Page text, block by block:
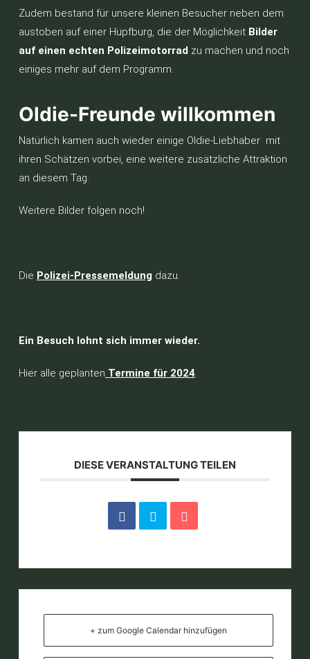
Zudem bestand für unsere kleinen Besucher neben dem
austoben auf einer Hüpfburg, die der Möglichkeit Bilder
auf einen echten Polizeimotorrad zu machen und noch
einiges mehr auf dem Programm.
Oldie-Freunde willkommen
Natürlich kamen auch wieder einige Oldie-Liebhaber mit
ihren Schätzen vorbei, eine weitere zusätzliche Attraktion
an diesem Tag.
Weitere Bilder folgen noch!
Die Polizei-Pressemeldung dazu.
Ein Besuch lohnt sich immer wieder.
Hier alle geplanten Termine für 2024.
DIESE VERANSTALTUNG TEILEN
+ zum Google Calendar hinzufügen